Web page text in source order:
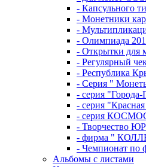
- Капсульного
- Монетники
-
- Олимпиада
- Открытки для
- Регулярный
- Республика
- Серия "
- серия
- серия
- серия
- Творчество
- фирма "
- Чемпионат по
Альбомы с листами